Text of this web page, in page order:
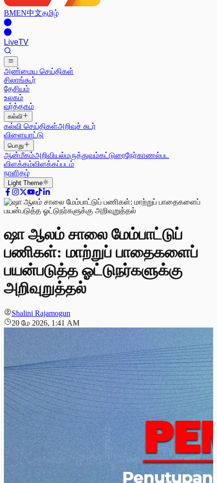
BMEN中文தமிழ்
LiveTV
அண்மைய செய்திகள்
சிலாங்கூர்
தேசியம்
உலகம்
வர்த்தகம்
கல்வி
கல்வி செய்திகள்அறிவுச் சுடர்
விளையாட்டு
பொது
ஆன்மீகம்அறிவியல்மருத்துவம்கட்டுரைநேர்காணல்பட
விளக்கம்விளக்கப்படம்
நாளிதழ்
Light Theme
ஷா ஆலம் சாலை மேம்பாட்டுப்
பணிகள்: மாற்றுப் பாதைகளைப்
பயன்படுத்த ஓட்டுநர்களுக்கு
அறிவுறுத்தல்
Shalini Rajamogun
20 மே 2026, 1:41 AM